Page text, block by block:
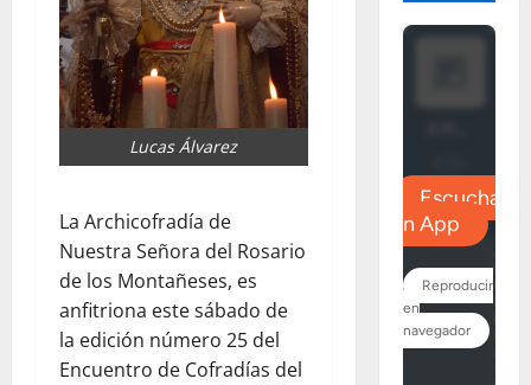
Lucas Álvarez
La Archicofradía de
Nuestra Señora del Rosario
de los Montañeses, es
anfitriona este sábado de
la edición número 25 del
Encuentro de Cofradías del